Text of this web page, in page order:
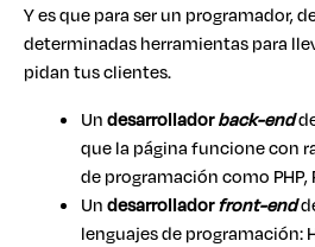
Y es que para ser un programador,
determinadas herramientas para
pidan tus clientes.
Undesarrolladorback-end
que la página funcione con
de programación como PHP,
Undesarrolladorfront-end
lenguajes de programación: